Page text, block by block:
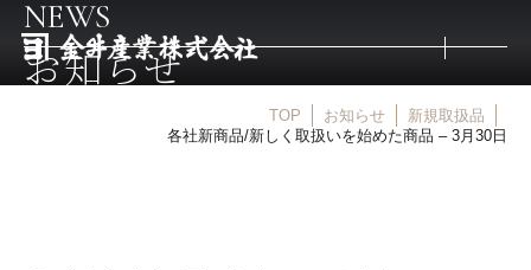
NEWS
お知らせ
TOP お知らせ
新規取扱品
各社新商品/新しく取扱いを始めた商品 – 3月30日